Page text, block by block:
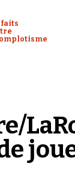
Watch :
faits